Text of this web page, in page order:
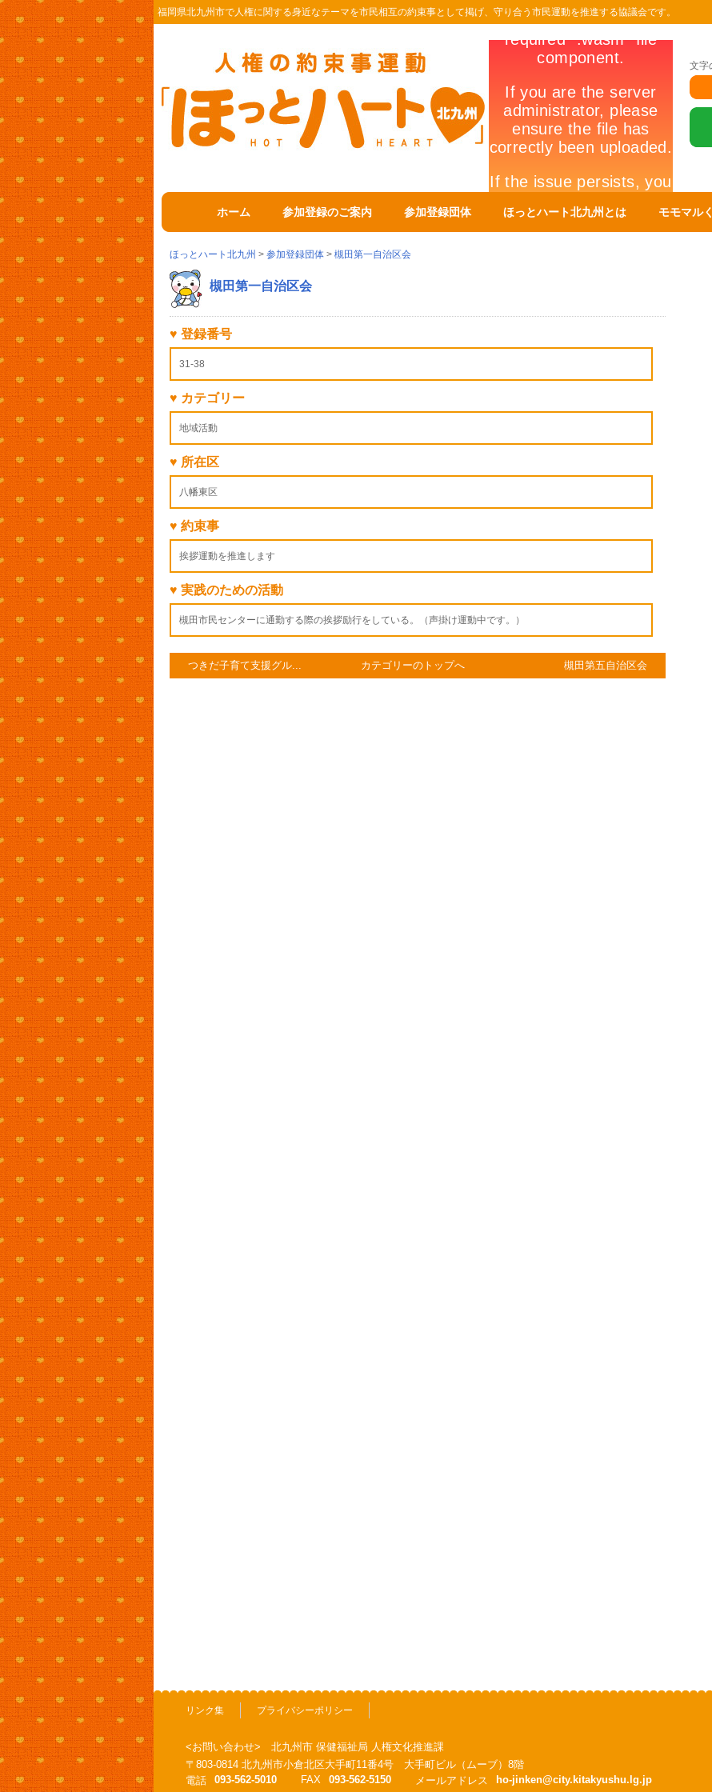
福岡県北九州市で人権に関する身近なテーマを市民相互の約束事として掲げ、守り合う市民運動を推進する協議会です。
文字
ホーム 参加登録のご案内 参加登録団体 ほっとハート北九州とは モモマル
ほっとハート北九州 > 参加登録団体 > 槻田第一自治区会
槻田第一自治区会
♥ 登録番号
31-38
♥ カテゴリー
地域活動
♥ 所在区
八幡東区
♥ 約束事
挨拶運動を推進します
♥ 実践のための活動
槻田市民センターに通勤する際の挨拶励行をしている。（声掛け運動中です。）
つきだ子育て支援グル... カテゴリーのトップへ 槻田第五自治区会
リンク集 プライバシーポリシー
<お問い合わせ> 北九州市 保健福祉局 人権文化推進課
〒803-0814 北九州市小倉北区大手町11番4号 大手町ビル（ムーブ）8階
電話
093-562-5010 FAX 093-562-5150 メールアドレス ho-jinken@city.kitakyushu.lg.jp